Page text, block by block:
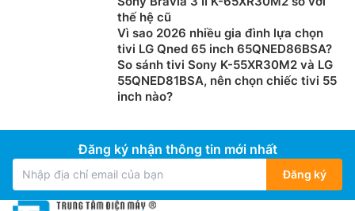
sang trọng, hiện đại, hòa quyện với không gian sống
Tivi Samsung Neo QLED
Đây là dòng tivi cao cấp với công nghệ Neo QLED của
như Quantum Matrix, HDR và​​Mini LED Panels đảm bảo
hình ảnh có độ tương phản và độ sáng tuyệt vời. Dòng
tivi Samsung Neo QLED này cũng trang bị công nghệ
thế hệ cũ
Vì sao 2026 nhiều gia đình lựa chọn
tivi LG Qned 65 inch 65QNED86BSA?
So sánh tivi Sony K-55XR30M2 và LG
55QNED81BSA, nên chọn chiếc tivi 55
inch nào?
Đăng ký nhận thông tin mới nhất
Đăng ký